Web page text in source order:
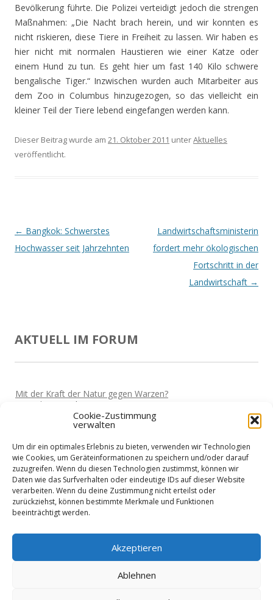
Cookie-Zustimmung
verwalten
Um dir ein optimales Erlebnis zu bieten, verwenden wir Technologien
wie Cookies, um Geräteinformationen zu speichern und/oder darauf
zuzugreifen. Wenn du diesen Technologien zustimmst, können wir
Daten wie das Surfverhalten oder eindeutige IDs auf dieser Website
verarbeiten. Wenn du deine Zustimmung nicht erteilst oder
zurückziehst, können bestimmte Merkmale und Funktionen
beeinträchtigt werden.
Akzeptieren
Ablehnen
Bevölkerung führte. Die Polizei verteidigt jedoch die strengen
Maßnahmen: „Die Nacht brach herein, und wir konnten es
nicht riskieren, diese Tiere in Freiheit zu lassen. Wir haben es
hier nicht mit normalen Haustieren wie einer Katze oder
einem Hund zu tun. Es geht hier um fast 140 Kilo schwere
bengalische Tiger.“ Inzwischen wurden auch Mitarbeiter aus
dem Zoo in Columbus hinzugezogen, so das vielleicht ein
kleiner Teil der Tiere lebend eingefangen werden kann.
Dieser Beitrag wurde am 21. Oktober 2011 unterAktuelles
veröffentlicht.
Beitrags-
Navigation
← Bangkok: Schwerstes
Hochwasser seit Jahrzehnten
Landwirtschaftsministerin
fordert mehr ökologischen
Fortschritt in der
Landwirtschaft →
AKTUELL IM FORUM
Mit der Kraft der Natur gegen Warzen?
Miki Vor 5 Jahren
Darf man wieder reisen?
Home-Office und die Stromkosten
VonBasti Vor 5 Jahren
Wie sieht es mit Urlaub aus?
VonBastiVor 5 Jahren
Niedrigenergiehaus - Finanzierung?